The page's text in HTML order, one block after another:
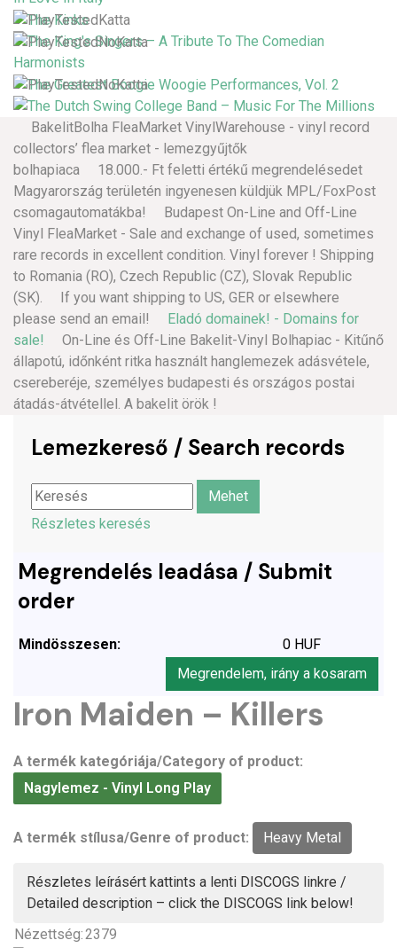
BakelitBolha FleaMarket VinylWarehouse - vinyl record
collectors’ flea market - lemezgyűjtők
bolhapiaca 18.000.- Ft feletti értékű megrendelésedet
Magyarország területén ingyenesen küldjük MPL/FoxPost
csomagautomatákba! Budapest On-Line and Off-Line
Vinyl FleaMarket - Sale and exchange of used, sometimes
rare records in excellent condition. Vinyl forever ! Shipping
to Romania (RO), Czech Republic (CZ), Slovak Republic
(SK). If you want shipping to US, GER or elsewhere
please send an email!
Eladó domainek! - Domains for
sale!
On-Line és Off-Line Bakelit-Vinyl Bolhapiac - Kitűnő
állapotú, időnként ritka használt hanglemezek adásvétele,
csereberéje, személyes budapesti és országos postai
átadás-átvétellel. A bakelit örök !
Lemezkereső / Search records
Részletes keresés
Megrendelés leadása / Submit
order
Mindösszesen:
0 HUF
Megrendelem, irány a kosaram
Iron Maiden – Killers
A termék kategóriája/Category of product:
Nagylemez - Vinyl Long Play
A termék stílusa/Genre of product: Heavy Metal
Részletes leírásért kattints a lenti DISCOGS linkre /
Detailed description – click the DISCOGS link below!
Nézettség:2379